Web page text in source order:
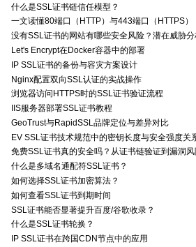
什么是SSL证书链信任模型？
一文读懂80端口（HTTP）与443端口（HTTPS）
没有SSL证书的网站有哪些安全风险？潜在威胁
Let's Encrypt在Docker容器中的部署
IP SSL证书的备份与容灾方案设计
Nginx配置双向SSL认证的实战操作
浏览器访问HTTPS时的SSL证书验证流程
IIS服务器部署SSL证书教程
GeoTrust与RapidSSL品牌定位与差异对比
EV SSL证书技术规范中的密钥长度与安全强度关
免费SSL证书真的安全吗？从证书链验证到漏洞
什么是多域名通配符SSL证书？
如何选择SSL证书加密算法？
如何查看SSL证书到期时间
SSL证书能否显著提升百度/谷歌收录？
什么是SSL证书轮换？
IP SSL证书在跨国CDN节点中的应用